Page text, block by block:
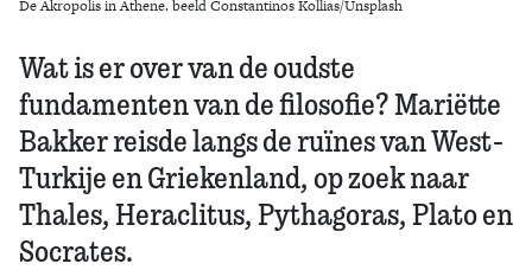
De Akropolis in Athene. beeld Constantinos Kollias/Unsplash
Wat is er over van de oudste
fundamenten van de filosofie? Mariëtte
Bakker reisde langs de ruïnes van West-
Turkije en Griekenland, op zoek naar
Thales, Heraclitus, Pythagoras, Plato en
Socrates.